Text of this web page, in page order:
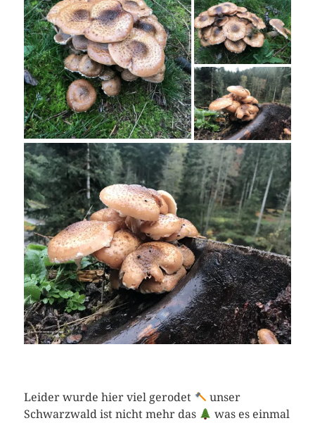
Leider wurde hier viel gerodet
unser
Schwarzwald ist nicht mehr das
was es einmal